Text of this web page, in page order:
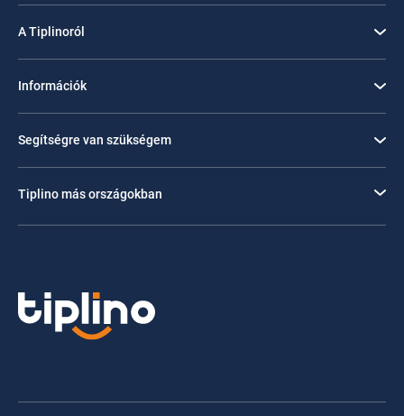
A Tiplinoról
Információk
Segítségre van szükségem
Tiplino más országokban